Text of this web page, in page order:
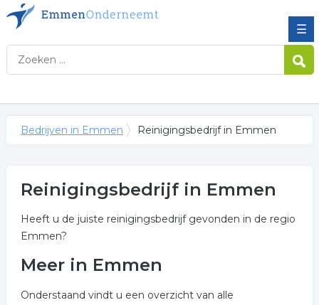
☰
Bedrijven in Emmen Reinigingsbedrijf in Emmen
Reinigingsbedrijf in Emmen
Heeft u de juiste reinigingsbedrijf gevonden in de regio
Emmen?
Meer in Emmen
Onderstaand vindt u een overzicht van alle